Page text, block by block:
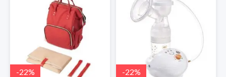
-22% -22%